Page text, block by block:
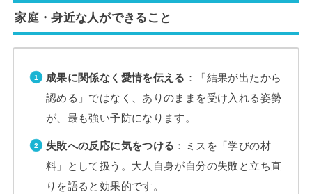
家庭・身近な人ができること
成果に関係なく愛情を伝える ：「結果が出たから
認める」ではなく、ありのままを受け入れる姿勢
が、最も強い予防になります。
失敗への反応に気をつける ：ミスを「学びの材
料」として扱う。大人自身が自分の失敗と立ち直
りを語ると効果的です。